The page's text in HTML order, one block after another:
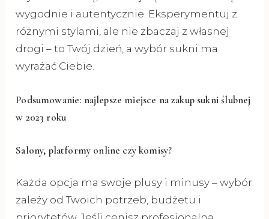
wygodnie i autentycznie. Eksperymentuj z
różnymi stylami, ale nie zbaczaj z własnej
drogi – to Twój dzień, a wybór sukni ma
wyrażać Ciebie.
Podsumowanie: najlepsze miejsce na zakup sukni ślubnej
w 2023 roku
Salony, platformy online czy komisy?
Każda opcja ma swoje plusy i minusy – wybór
zależy od Twoich potrzeb, budżetu i